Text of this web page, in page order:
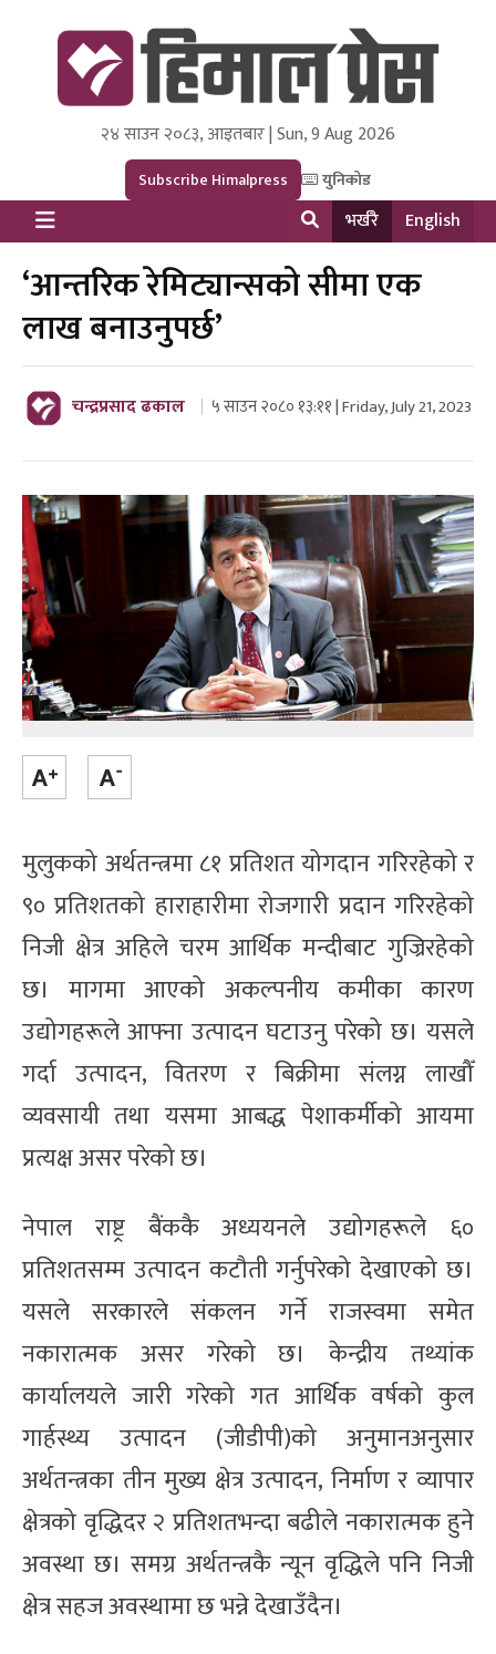
Himal Press
Dot NewsyNepal Media and Research Pvt Ltd.
२४ साउन २०८३, आइतबार | Sun, 9 Aug 2026
Subscribe Himalpress युनिकोड
भर्खरै English
‘आन्तरिक रेमिट्यान्सको सीमा एक
लाख बनाउनुपर्छ’
चन्द्रप्रसाद ढकाल ५ साउन २०८० १३:११ | Friday, July 21, 2023
मुलुकको अर्थतन्त्रमा ८१ प्रतिशत योगदान गरिरहेको र
९० प्रतिशतको हाराहारीमा रोजगारी प्रदान गरिरहेको
निजी क्षेत्र अहिले चरम आर्थिक मन्दीबाट गुज्रिरहेको
छ। मागमा आएको अकल्पनीय कमीका कारण
उद्योगहरूले आफ्ना उत्पादन घटाउनु परेको छ। यसले
गर्दा उत्पादन, वितरण र बिक्रीमा संलग्न लाखौँ
व्यवसायी तथा यसमा आबद्ध पेशाकर्मीको आयमा
प्रत्यक्ष असर परेको छ।
नेपाल राष्ट्र बैंककै अध्ययनले उद्योगहरूले ६०
प्रतिशतसम्म उत्पादन कटौती गर्नुपरेको देखाएको छ।
यसले सरकारले संकलन गर्ने राजस्वमा समेत
नकारात्मक असर गरेको छ। केन्द्रीय तथ्यांक
कार्यालयले जारी गरेको गत आर्थिक वर्षको कुल
गार्हस्थ्य उत्पादन (जीडीपी)को अनुमानअनुसार
अर्थतन्त्रका तीन मुख्य क्षेत्र उत्पादन, निर्माण र व्यापार
क्षेत्रको वृद्धिदर २ प्रतिशतभन्दा बढीले नकारात्मक हुने
अवस्था छ। समग्र अर्थतन्त्रकै न्यून वृद्धिले पनि निजी
क्षेत्र सहज अवस्थामा छ भन्ने देखाउँदैन।